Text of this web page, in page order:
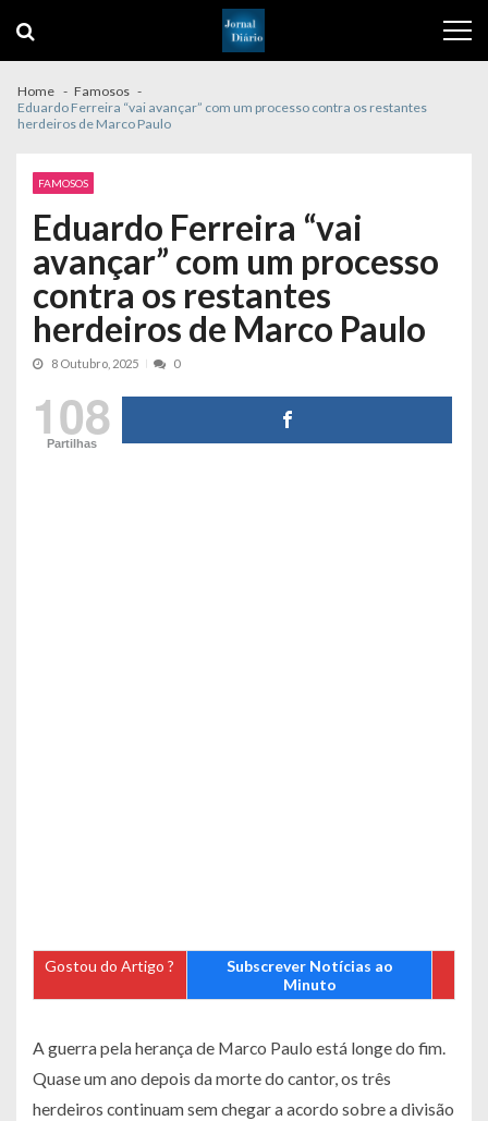
navigation
content
Home
Famosos
Eduardo Ferreira “vai avançar” com um processo contra os restantes
herdeiros de Marco Paulo
FAMOSOS
Eduardo Ferreira “vai
avançar” com um processo
contra os restantes
herdeiros de Marco Paulo
8 Outubro, 2025 0
108
Partilhas
Gostou do Artigo ?
Subscrever Notícias ao
Minuto
A guerra pela herança de Marco Paulo está longe do fim.
Quase um ano depois da morte do cantor, os três
herdeiros continuam sem chegar a acordo sobre a divisão